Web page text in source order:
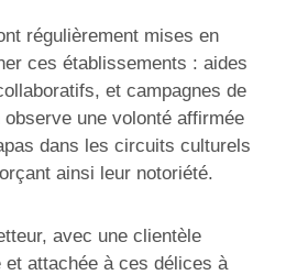
régulièrement mises en
ces établissements : aides
et campagnes de
une volonté affirmée
dans les circuits culturels
ainsi leur notoriété.
avec une clientèle
attachée à ces délices à